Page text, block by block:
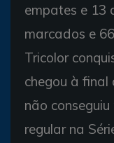
empates e 13
marcados e
Tricolor
chegou à
não
regular na